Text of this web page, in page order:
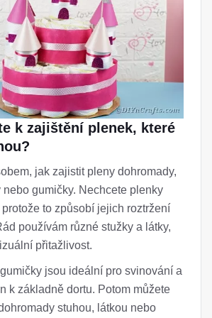
k zajištění plenek, které
jak zajistit pleny dohromady,
nebo gumičky. Nechcete plenky
protože to způsobí jejich roztržení
používám různé stužky a látky,
přitažlivost.
jsou ideální pro svinování a
k základně dortu. Potom můžete
stuhou, látkou nebo